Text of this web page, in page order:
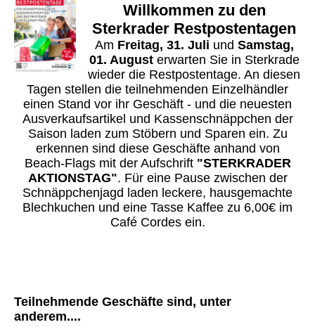
Willkommen zu den
Sterkrader Restpostentagen
Am Freitag, 31. Juli und Samstag,
01. August erwarten Sie in Sterkrade
wieder die Restpostentage. An diesen
Tagen stellen die teilnehmenden Einzelhändler
einen Stand vor ihr Geschäft - und die neuesten
Ausverkaufsartikel und Kassenschnäppchen der
Saison laden zum Stöbern und Sparen ein. Zu
erkennen sind diese Geschäfte anhand von
Beach-Flags mit der Aufschrift "STERKRADER
AKTIONSTAG". Für eine Pause zwischen der
Schnäppchenjagd laden leckere, hausgemachte
Blechkuchen und eine Tasse Kaffee zu 6,00€ im
Café Cordes ein.
Teilnehmende Geschäfte sind, unter
anderem....